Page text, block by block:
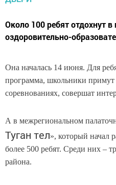
​​​​​​​Около 100 ребят отдохнут в
оздоровительно-
Она началась 14 июня. Для
программа, школьники примут
соревнованиях, совершат
А в межрегиональном
Туган тел», который начал
более 500 ребят. Среди них –
района.